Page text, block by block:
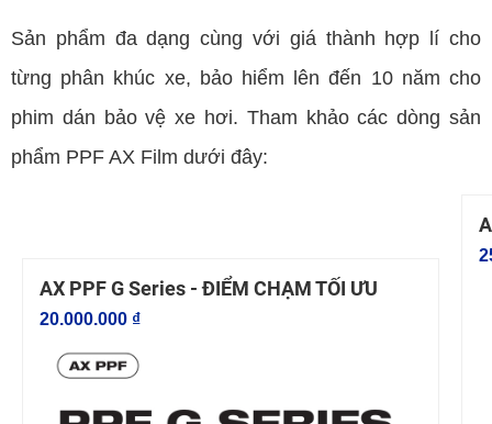
Sản phẩm đa dạng cùng với giá thành hợp lí cho
từng phân khúc xe, bảo hiểm lên đến 10 năm cho
phim dán bảo vệ xe hơi. Tham khảo các dòng sản
phẩm PPF AX Film dưới đây:
AX PPF G Series - ĐIỂM CHẠM TỐI ƯU
20.000.000 ₫